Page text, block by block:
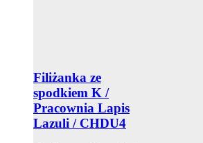
Filiżanka ze
spodkiem K /
Pracownia Lapis
Lazuli / CHDU4